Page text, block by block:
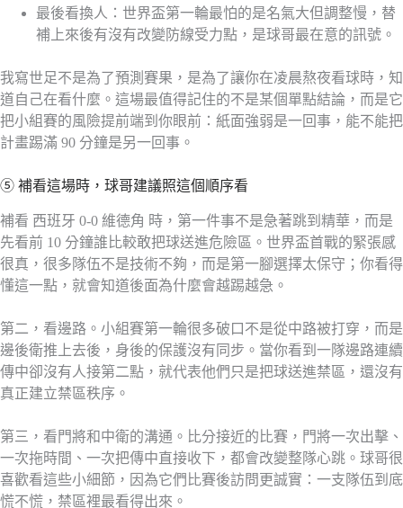
最後看換人：世界盃第一輪最怕的是名氣大但調整慢，替
補上來後有沒有改變防線受力點，是球哥最在意的訊號。
我寫世足不是為了預測賽果，是為了讓你在凌晨熬夜看球時，知
道自己在看什麼。這場最值得記住的不是某個單點結論，而是它
把小組賽的風險提前端到你眼前：紙面強弱是一回事，能不能把
計畫踢滿 90 分鐘是另一回事。
⑤ 補看這場時，球哥建議照這個順序看
補看 西班牙 0-0 維德角 時，第一件事不是急著跳到精華，而是
先看前 10 分鐘誰比較敢把球送進危險區。世界盃首戰的緊張感
很真，很多隊伍不是技術不夠，而是第一腳選擇太保守；你看得
懂這一點，就會知道後面為什麼會越踢越急。
第二，看邊路。小組賽第一輪很多破口不是從中路被打穿，而是
邊後衛推上去後，身後的保護沒有同步。當你看到一隊邊路連續
傳中卻沒有人接第二點，就代表他們只是把球送進禁區，還沒有
真正建立禁區秩序。
第三，看門將和中衛的溝通。比分接近的比賽，門將一次出擊、
一次拖時間、一次把傳中直接收下，都會改變整隊心跳。球哥很
喜歡看這些小細節，因為它們比賽後訪問更誠實：一支隊伍到底
慌不慌，禁區裡最看得出來。